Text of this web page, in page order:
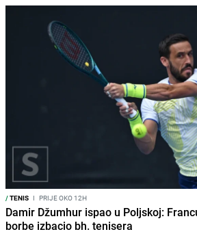
/TENIS I PRIJE OKO 12H
Damir Džumhur ispao u Poljskoj:
borbe izbacio bh. tenisera